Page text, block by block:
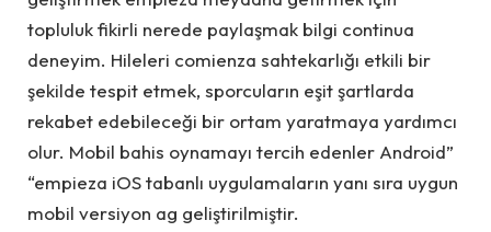
topluluk fikirli nerede paylaşmak bilgi continua
deneyim. Hileleri comienza sahtekarlığı etkili bir
şekilde tespit etmek, sporcuların eşit şartlarda
rekabet edebileceği bir ortam yaratmaya yardımcı
olur. Mobil bahis oynamayı tercih edenler Android”
“empieza iOS tabanlı uygulamaların yanı sıra uygun
mobil versiyon ag geliştirilmiştir.